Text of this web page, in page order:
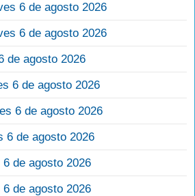
6 de agosto 2026
6 de agosto 2026
de agosto 2026
6 de agosto 2026
6 de agosto 2026
6 de agosto 2026
de agosto 2026
de agosto 2026